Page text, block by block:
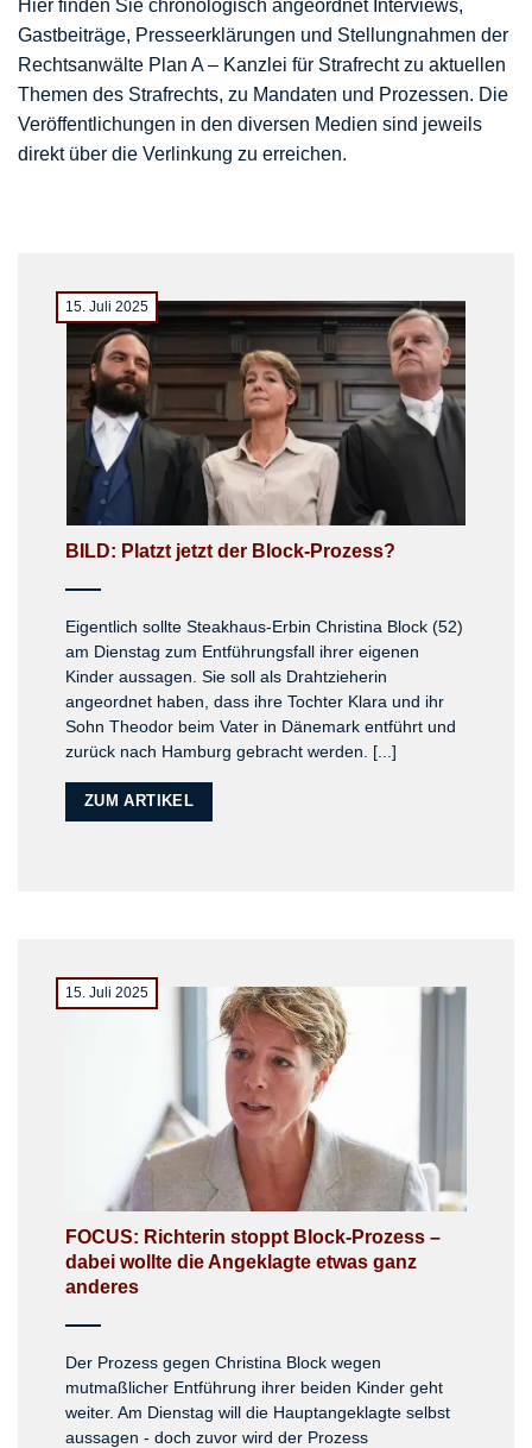
Hier finden Sie chronologisch angeordnet Interviews,
Gastbeiträge, Presseerklärungen und Stellungnahmen der
Rechtsanwälte Plan A – Kanzlei für Strafrecht zu aktuellen
Themen des Strafrechts, zu Mandaten und Prozessen. Die
Veröffentlichungen in den diversen Medien sind jeweils
direkt über die Verlinkung zu erreichen.
BILD: Platzt jetzt der Block-Prozess?
15. Juli 2025
Eigentlich sollte Steakhaus-Erbin Christina Block (52)
am Dienstag zum Entführungsfall ihrer eigenen
Kinder aussagen. Sie soll als Drahtzieherin
angeordnet haben, dass ihre Tochter Klara und ihr
Sohn Theodor beim Vater in Dänemark entführt und
zurück nach Hamburg gebracht werden. [...]
ZUM ARTIKEL
FOCUS: Richterin stoppt Block-Prozess –
dabei wollte die Angeklagte etwas ganz
anderes
15. Juli 2025
Der Prozess gegen Christina Block wegen
mutmaßlicher Entführung ihrer beiden Kinder geht
weiter. Am Dienstag will die Hauptangeklagte selbst
aussagen - doch zuvor wird der Prozess